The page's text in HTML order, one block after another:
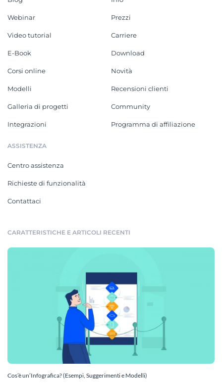
Webinar
Video tutorial
E-Book
Corsi online
Modelli
Galleria di progetti
Integrazioni
Prezzi
Carriere
Download
Novità
Recensioni clienti
Community
Programma di affiliazione
ASSISTENZA
Centro assistenza
Richieste di funzionalità
Contattaci
CARATTERISTICHE E ARTICOLI RECENTI
Cos’è un’Infografica? (Esempi, Suggerimenti e Modelli)